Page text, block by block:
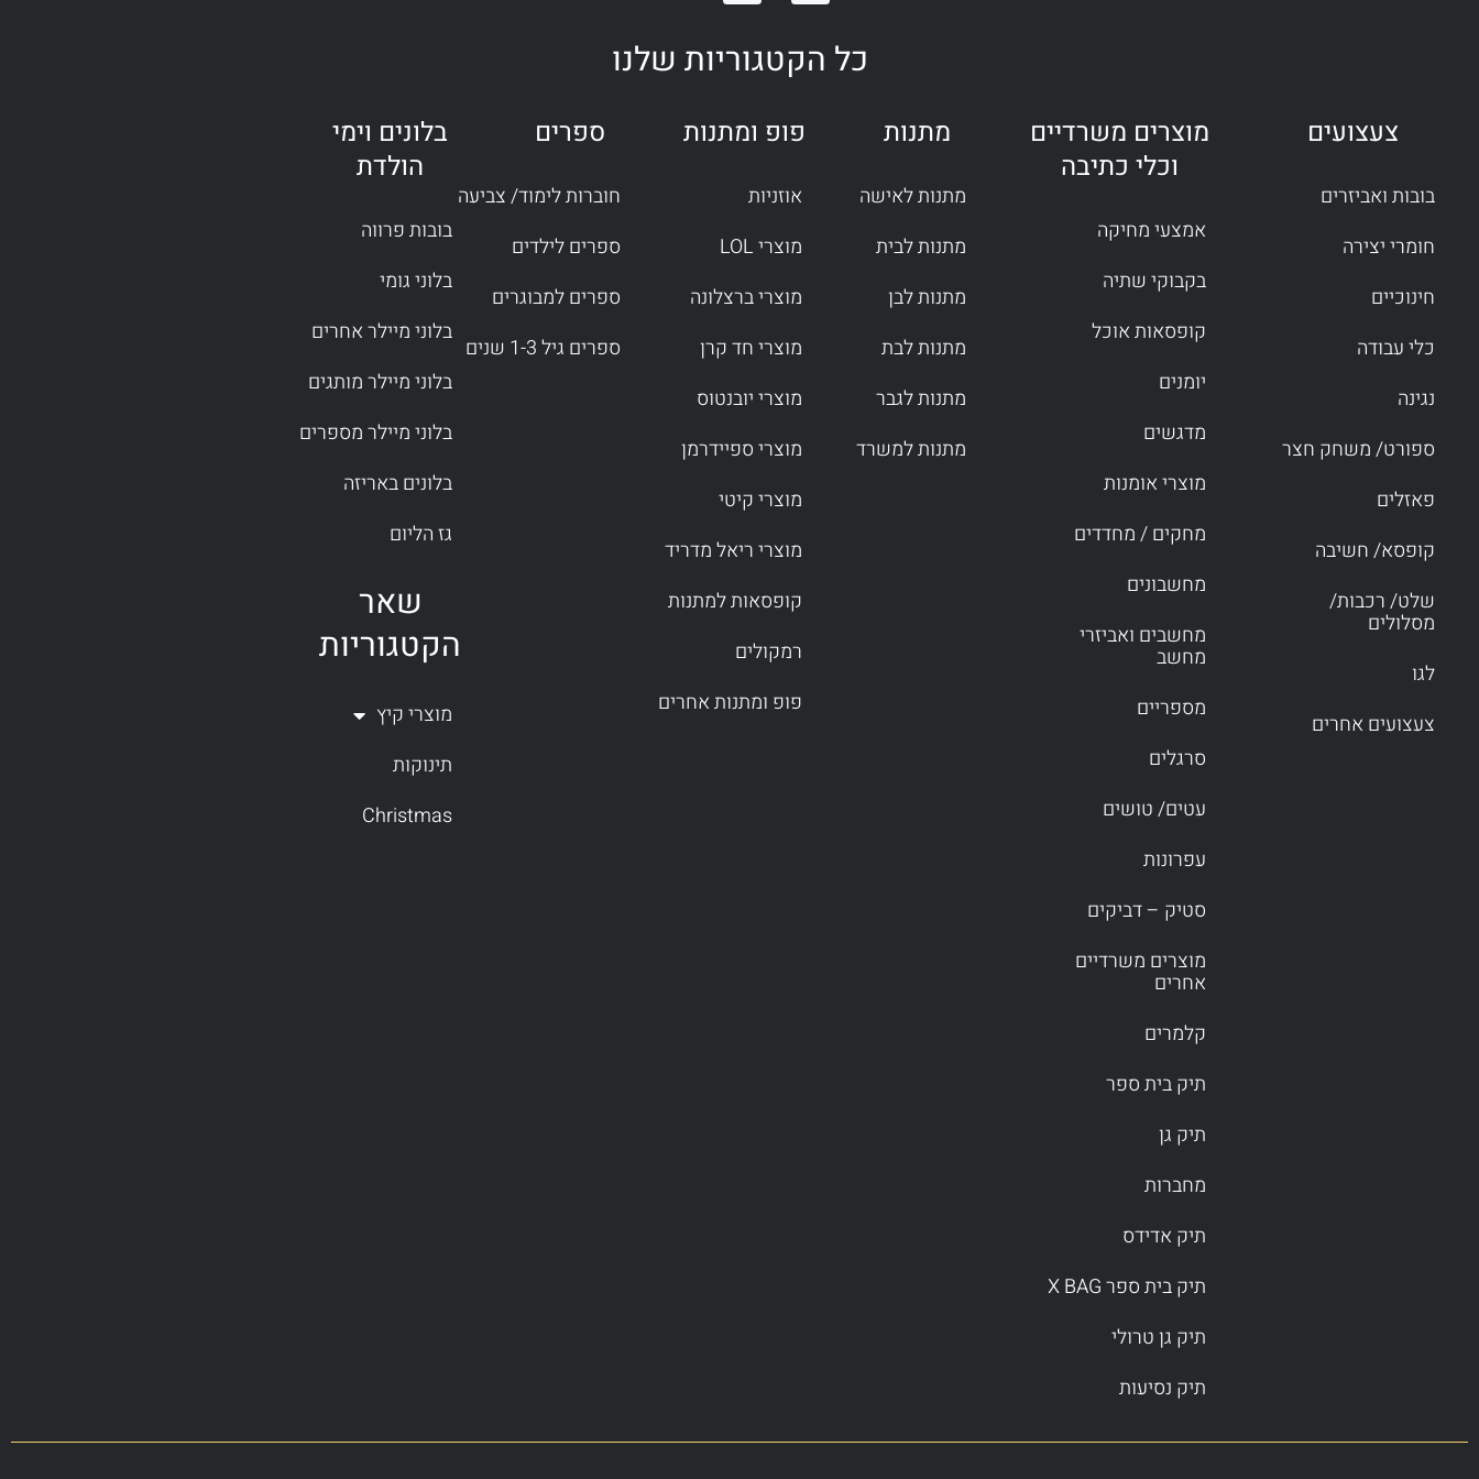
e
b
o
k
t
a
r
a
כל הקטגוריות שלנו
צעצועים
בובות ואביזרים
חומרי יצירה
חינוכיים
כלי עבודה
נגינה
ספורט/ משחק חצר
פאזלים
קופסא/ חשיבה
שלט/ רכבות/
מסלולים
לגו
צעצועים אחרים
מוצרים משרדיים
וכלי כתיבה
אמצעי מחיקה
בקבוקי שתיה
קופסאות אוכל
יומנים
מדגשים
מוצרי אומנות
מחקים / מחדדים
מחשבונים
מחשבים ואביזרי
מחשב
מספריים
סרגלים
עטים/ טושים
עפרונות
סטיק – דביקים
מוצרים משרדיים
אחרים
קלמרים
תיק בית ספר
תיק גן
מחברות
תיק אדידס
תיק בית ספר X BAG
תיק גן טרולי
תיק נסיעות
מתנות
מתנות לאישה
מתנות לבית
מתנות לבן
מתנות לבת
מתנות לגבר
מתנות למשרד
פופ ומתנות
אוזניות
מוצרי LOL
מוצרי ברצלונה
מוצרי חד קרן
מוצרי יובנטוס
מוצרי ספיידרמן
מוצרי קיטי
מוצרי ריאל מדריד
קופסאות למתנות
רמקולים
פופ ומתנות אחרים
ספרים
חוברות לימוד/ צביעה
ספרים לילדים
ספרים למבוגרים
ספרים גיל 1-3 שנים
בלונים וימי
הולדת
בובות פרווה
בלוני גומי
בלוני מיילר אחרים
בלוני מיילר מותגים
בלוני מיילר מספרים
בלונים באריזה
גז הליום
שאר
הקטגוריות
מוצרי קיץ
תינוקות
Christmas